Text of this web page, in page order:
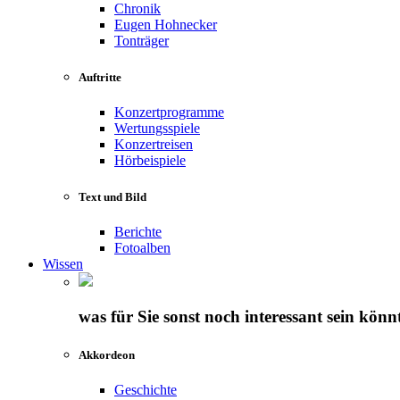
Chronik
Eugen Hohnecker
Tonträger
Auftritte
Konzertprogramme
Wertungsspiele
Konzertreisen
Hörbeispiele
Text und Bild
Berichte
Fotoalben
Wissen
was für Sie sonst noch interessant sein
Akkordeon
Geschichte